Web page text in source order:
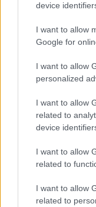
device
I want to allow
Google for
I want to allow
personalized
I want to allow
related to
device
I want to allow
related to
I want to allow
related to
Minden másképp
magyar ősnyelv
nyugatiak a
land, vagyislenn-d
meg egyre csak
ettől csak még
magyar nyelv
univerzumról,
és ízlelgetve kell
működik! Hunyja
lassan
visszafelé utas.